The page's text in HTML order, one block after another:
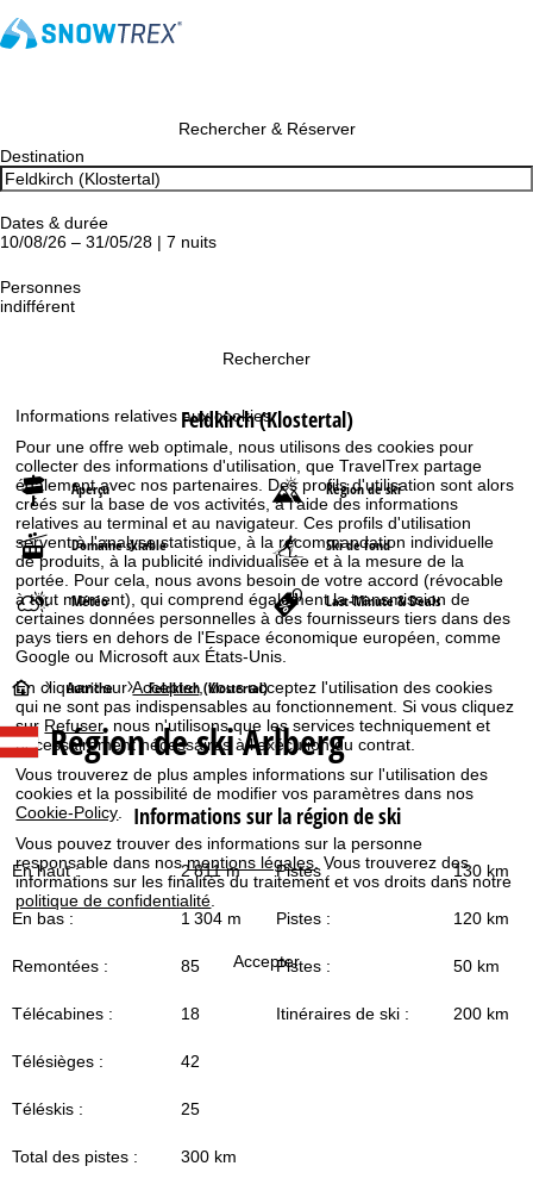
Informations relatives aux cookies
Pour une offre web optimale, nous utilisons des cookies pour
collecter des informations d'utilisation, que TravelTrex partage
également avec nos partenaires. Des profils d'utilisation sont alors
créés sur la base de vos activités, à l'aide des informations
relatives au terminal et au navigateur. Ces profils d'utilisation
servent à l'analyse statistique, à la recommandation individuelle
de produits, à la publicité individualisée et à la mesure de la
portée. Pour cela, nous avons besoin de votre accord (révocable
à tout moment), qui comprend également la transmission de
certaines données personnelles à des fournisseurs tiers dans des
pays tiers en dehors de l'Espace économique européen, comme
Google ou Microsoft aux États-Unis.
En cliquant surAccepter, vous acceptez l'utilisation des cookies
qui ne sont pas indispensables au fonctionnement. Si vous cliquez
sur Refuser, nous n'utilisons que les services techniquement et
nécessairement nécessaires à l'exécution du contrat.
Vous trouverez de plus amples informations sur l'utilisation des
cookies et la possibilité de modifier vos paramètres dans nos
Cookie-Policy
Vous pouvez trouver des informations sur la personne
responsable dans nosmentions légales . Vous trouverez des
informations sur les finalités du traitement et vos droits dans notre
politique de confidentialité
Accepter
Rechercher & Réserver
Destination
Dates & durée
10/08/26 – 31/05/28 | 7 nuits
Personnes
indifférent
Rechercher
Feldkirch (Klostertal)
Aperçu Région de ski
Domaine skiable Ski de fond
Météo Last-Minute & Deals
P
a
g
d
'
Autriche Feldkirch (Klostertal)
Région de ski Arlberg
Informations sur la région de ski
En haut : 2 811 m Pistes : 130 km
En bas : 1 304 m Pistes : 120 km
Remontées : 85 Pistes : 50 km
Télécabines : 18 Itinéraires de ski : 200 km
Télésièges : 42
Téléskis : 25
Total des pistes : 300 km